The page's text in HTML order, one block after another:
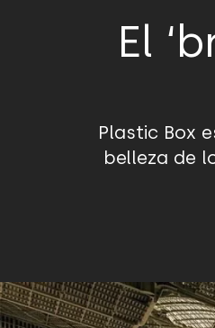
El
Plastic Box
belleza de